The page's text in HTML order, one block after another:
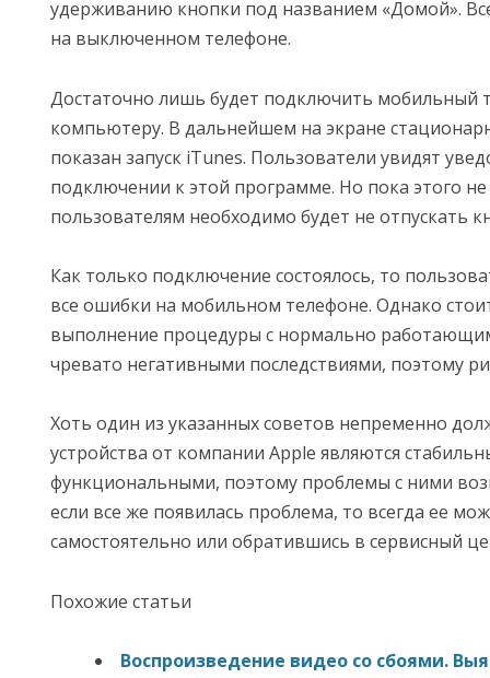
удерживанию кнопки под названием «Домой».
на выключенном телефоне.
Достаточно лишь будет подключить мобильный
компьютеру. В дальнейшем на экране
показан запуск iTunes. Пользователи увидят
подключении к этой программе. Но пока этого
пользователям необходимо будет не отпускать
Как только подключение состоялось, то
все ошибки на мобильном телефоне. Однако
выполнение процедуры с нормально
чревато негативными последствиями, поэтому
Хоть один из указанных советов непременно
устройства от компании Apple являются
функциональными, поэтому проблемы с ними
если все же появилась проблема, то всегда ее
самостоятельно или обратившись в сервисный
Похожие статьи
Воспроизведение видео со сбоями.